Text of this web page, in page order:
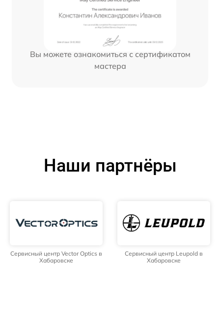
Вы можете ознакомиться с сертификатом
мастера
Наши партнёры
Сервисный центр Vector Optics в
Хабаровске
Сервисный центр Leupold в
Хабаровске